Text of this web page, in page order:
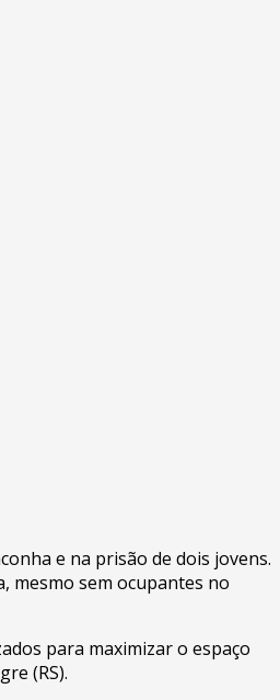
e na prisão de dois jovens.
mesmo sem ocupantes no
para maximizar o espaço
(RS).